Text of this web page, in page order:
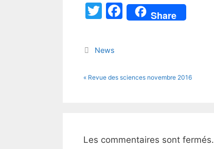
T
itt
er
F
a
b
Share
Catégories
News
« Revue des sciences novembre 2016
Les commentaires sont fermés.